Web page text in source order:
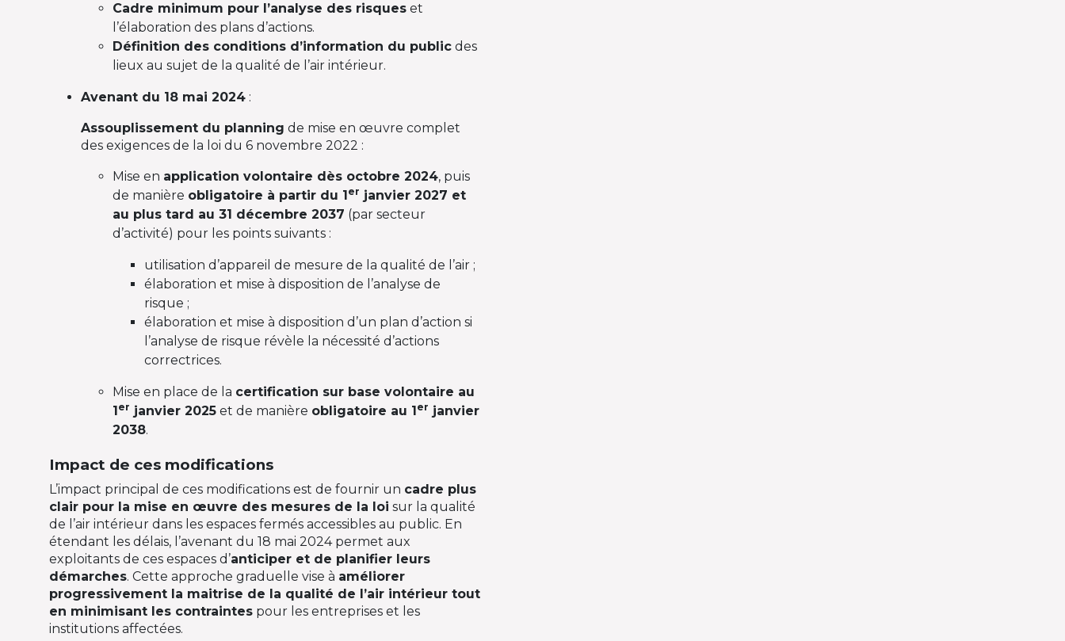
Cadre minimum pour l’analyse des risques et
l’élaboration des plans d’actions.
Définition des conditions d’information du public des
lieux au sujet de la qualité de l’air intérieur.
Avenant du 18 mai 2024 :
Assouplissement du planning de mise en œuvre complet
des exigences de la loi du 6 novembre 2022 :
Mise en application volontaire dès octobre 2024, puis
de manière obligatoire à partir du 1er janvier 2027 et
au plus tard au 31 décembre 2037 (par secteur
d’activité) pour les points suivants :
utilisation d’appareil de mesure de la qualité de l’air ;
élaboration et mise à disposition de l’analyse de
risque ;
élaboration et mise à disposition d’un plan d’action si
l’analyse de risque révèle la nécessité d’actions
correctrices.
Mise en place de la certification sur base volontaire au
1er janvier 2025 et de manière obligatoire au 1er janvier
2038.
Impact de ces modifications
L’impact principal de ces modifications est de fournir un cadre plus
clair pour la mise en œuvre des mesures de la loi sur la qualité
de l’air intérieur dans les espaces fermés accessibles au public. En
étendant les délais, l’avenant du 18 mai 2024 permet aux
exploitants de ces espaces d’anticiper et de planifier leurs
démarches. Cette approche graduelle vise à améliorer
progressivement la maitrise de la qualité de l’air intérieur tout
en minimisant les contraintes pour les entreprises et les
institutions affectées.